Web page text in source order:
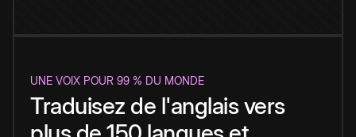
UNE VOIX POUR 99 % DU MONDE
Traduisez de l'anglais vers